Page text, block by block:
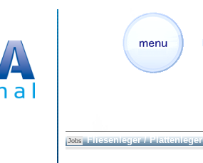
Jobs Fliesenleger / Plattenleger